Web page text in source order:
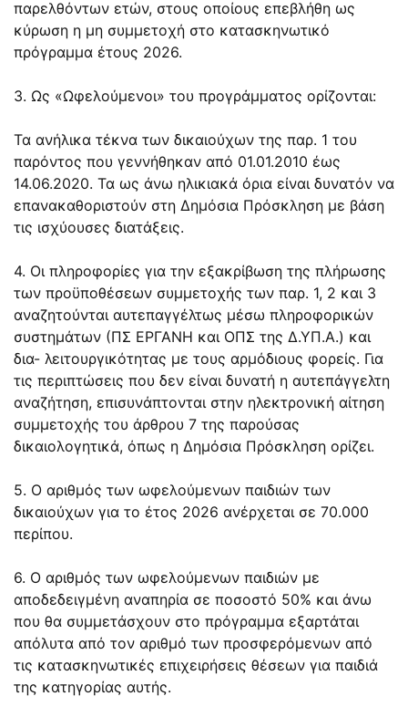
παρελθόντων ετών, στους οποίους επεβλήθη ως
κύρωση η μη συμμετοχή στο κατασκηνωτικό
πρόγραμμα έτους 2026.
3. Ως «Ωφελούμενοι» του προγράμματος ορίζονται:
Τα ανήλικα τέκνα των δικαιούχων της παρ. 1 του
παρόντος που γεννήθηκαν από 01.01.2010 έως
14.06.2020. Τα ως άνω ηλικιακά όρια είναι δυνατόν να
επανακαθοριστούν στη Δημόσια Πρόσκληση με βάση
τις ισχύουσες διατάξεις.
4. Οι πληροφορίες για την εξακρίβωση της πλήρωσης
των προϋποθέσεων συμμετοχής των παρ. 1, 2 και 3
αναζητούνται αυτεπαγγέλτως μέσω πληροφορικών
συστημάτων (ΠΣ ΕΡΓΑΝΗ και ΟΠΣ της Δ.ΥΠ.Α.) και
δια- λειτουργικότητας με τους αρμόδιους φορείς. Για
τις περιπτώσεις που δεν είναι δυνατή η αυτεπάγγελτη
αναζήτηση, επισυνάπτονται στην ηλεκτρονική αίτηση
συμμετοχής του άρθρου 7 της παρούσας
δικαιολογητικά, όπως η Δημόσια Πρόσκληση ορίζει.
5. Ο αριθμός των ωφελούμενων παιδιών των
δικαιούχων για το έτος 2026 ανέρχεται σε 70.000
περίπου.
6. Ο αριθμός των ωφελούμενων παιδιών με
αποδεδειγμένη αναπηρία σε ποσοστό 50% και άνω
που θα συμμετάσχουν στο πρόγραμμα εξαρτάται
απόλυτα από τον αριθμό των προσφερόμενων από
τις κατασκηνωτικές επιχειρήσεις θέσεων για παιδιά
της κατηγορίας αυτής.